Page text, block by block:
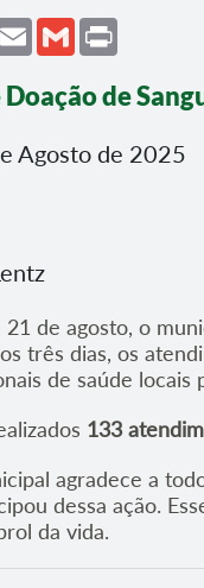
EmailGmail
de
Agosto de 2025
21 de agosto, o
três dias, os
de saúde
133
agradece a
dessa ação.
da vida.